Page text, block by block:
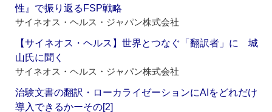
性』で振り返るFSP戦略
サイネオス・ヘルス・ジャパン株式会社
【サイネオス・ヘルス】世界とつなぐ「翻訳者」に 城
山氏に聞く
サイネオス・ヘルス・ジャパン株式会社
治験文書の翻訳・ローカライゼーションにAIをどれだけ
導入できるかーその[2]